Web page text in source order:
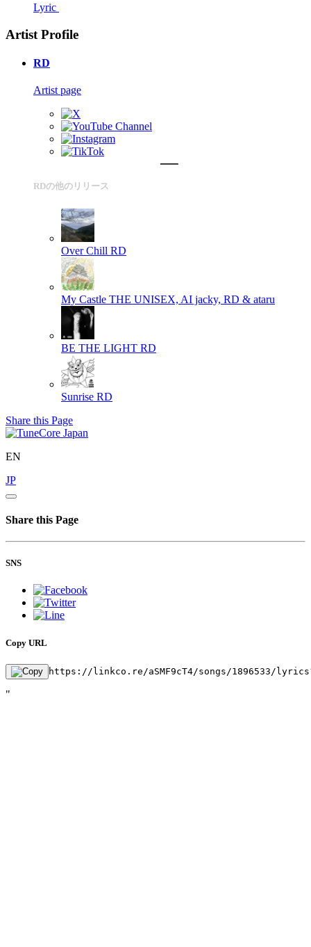
Lyric
Artist Profile
RD
Artist page
RDの他のリリース
Over Chill RD
My Castle THE UNISEX, AI jacky, RD & ataru
BE THE LIGHT RD
Sunrise RD
Share this Page
EN
JP
Share this Page
SNS
Copy URL
https://linkco.re/aSMF9cT4/songs/1896533/
"